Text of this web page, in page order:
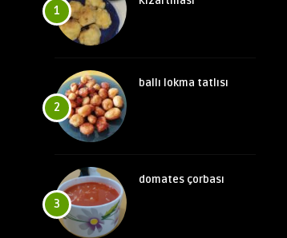
1
2
ballı lokma tatlısı
3
domates çorbası